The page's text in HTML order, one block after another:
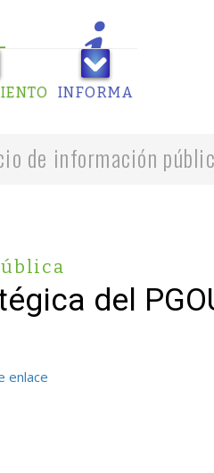
INFORMA
de información
del
enlace